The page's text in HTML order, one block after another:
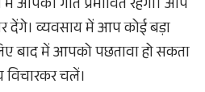
में आपकी गति प्रभावित रहेगी। आप
देंगे। व्यवसाय में आप कोई बड़ा
बाद में आपको पछतावा हो सकता
चलें।